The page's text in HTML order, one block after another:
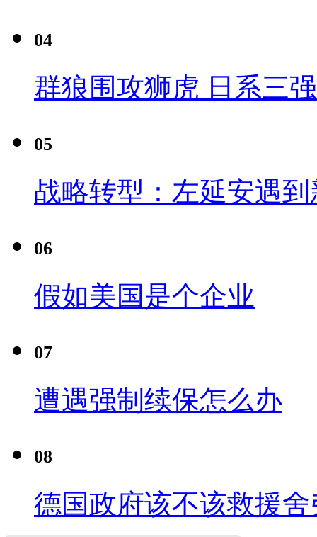
04
群狼围攻狮虎 日系三
05
战略转型：左延安遇
06
假如美国是个企业
07
遭遇强制续保怎么办
08
德国政府该不该救援舍